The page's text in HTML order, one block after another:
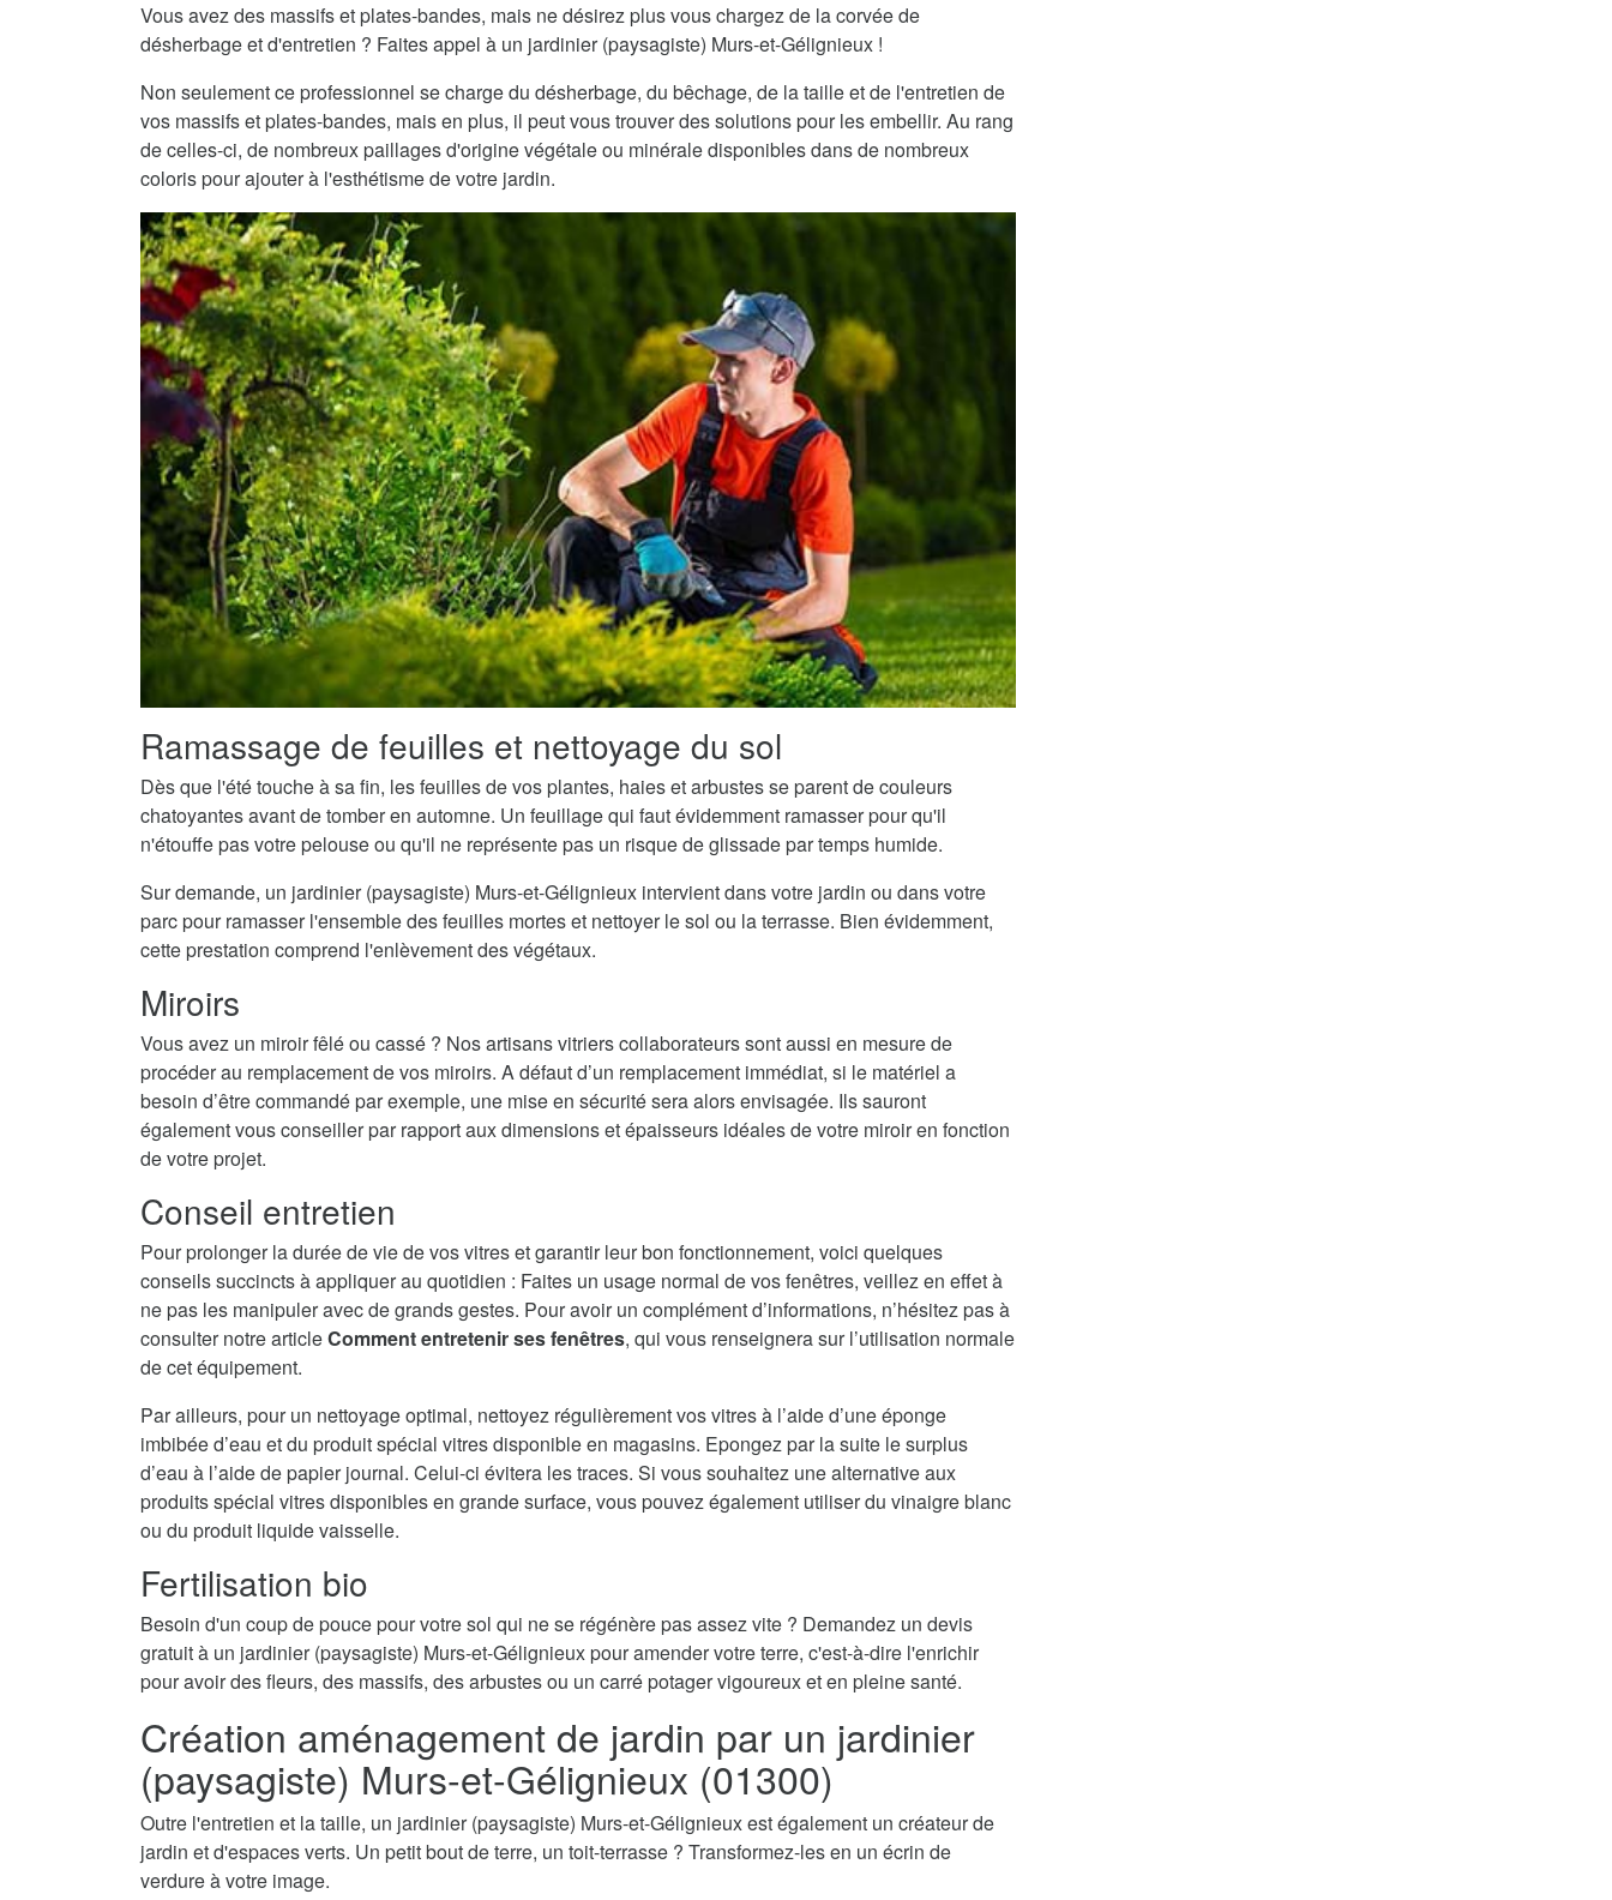
Vous avez des massifs et plates-bandes, mais ne désirez plus vous chargez de la corvée de
désherbage et d'entretien ? Faites appel à un jardinier (paysagiste) Murs-et-Gélignieux !
Non seulement ce professionnel se charge du désherbage, du bêchage, de la taille et de l'entretien de
vos massifs et plates-bandes, mais en plus, il peut vous trouver des solutions pour les embellir. Au rang
de celles-ci, de nombreux paillages d'origine végétale ou minérale disponibles dans de nombreux
coloris pour ajouter à l'esthétisme de votre jardin.
Ramassage de feuilles et nettoyage du sol
Dès que l'été touche à sa fin, les feuilles de vos plantes, haies et arbustes se parent de couleurs
chatoyantes avant de tomber en automne. Un feuillage qui faut évidemment ramasser pour qu'il
n'étouffe pas votre pelouse ou qu'il ne représente pas un risque de glissade par temps humide.
Sur demande, un jardinier (paysagiste) Murs-et-Gélignieux intervient dans votre jardin ou dans votre
parc pour ramasser l'ensemble des feuilles mortes et nettoyer le sol ou la terrasse. Bien évidemment,
cette prestation comprend l'enlèvement des végétaux.
Miroirs
Vous avez un miroir fêlé ou cassé ? Nos artisans vitriers collaborateurs sont aussi en mesure de
procéder au remplacement de vos miroirs. A défaut d’un remplacement immédiat, si le matériel a
besoin d’être commandé par exemple, une mise en sécurité sera alors envisagée. Ils sauront
également vous conseiller par rapport aux dimensions et épaisseurs idéales de votre miroir en fonction
de votre projet.
Conseil entretien
Pour prolonger la durée de vie de vos vitres et garantir leur bon fonctionnement, voici quelques
conseils succincts à appliquer au quotidien : Faites un usage normal de vos fenêtres, veillez en effet à
ne pas les manipuler avec de grands gestes. Pour avoir un complément d’informations, n’hésitez pas à
consulter notre articleComment entretenir ses fenêtres, qui vous renseignera sur l’utilisation normale
de cet équipement.
Par ailleurs, pour un nettoyage optimal, nettoyez régulièrement vos vitres à l’aide d’une éponge
imbibée d’eau et du produit spécial vitres disponible en magasins. Epongez par la suite le surplus
d’eau à l’aide de papier journal. Celui-ci évitera les traces. Si vous souhaitez une alternative aux
produits spécial vitres disponibles en grande surface, vous pouvez également utiliser du vinaigre blanc
ou du produit liquide vaisselle.
Fertilisation bio
Besoin d'un coup de pouce pour votre sol qui ne se régénère pas assez vite ? Demandez un devis
gratuit à un jardinier (paysagiste) Murs-et-Gélignieux pour amender votre terre, c'est-à-dire l'enrichir
pour avoir des fleurs, des massifs, des arbustes ou un carré potager vigoureux et en pleine santé.
Création aménagement de jardin par un jardinier
(paysagiste) Murs-et-Gélignieux (01300)
Outre l'entretien et la taille, un jardinier (paysagiste) Murs-et-Gélignieux est également un créateur de
jardin et d'espaces verts. Un petit bout de terre, un toit-terrasse ? Transformez-les en un écrin de
verdure à votre image.